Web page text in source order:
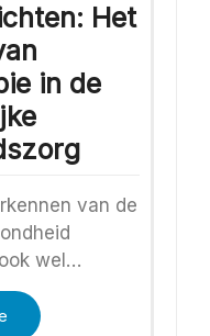
Het
in de
van de
wel…